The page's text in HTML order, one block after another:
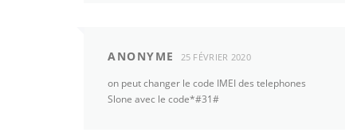
ANONYME 25 FÉVRIER 2020
on peut changer le code IMEI des telephones
Slone avec le code*#31#